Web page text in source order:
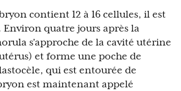
contient 12 à 16 cellules, il est
Environ quatre jours après la
s'approche de la cavité utérine
et forme une poche de
qui est entourée de
est maintenant appelé